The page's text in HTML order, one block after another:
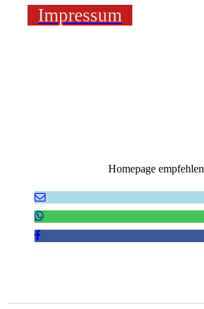
Impressum
Homepage empfehlen